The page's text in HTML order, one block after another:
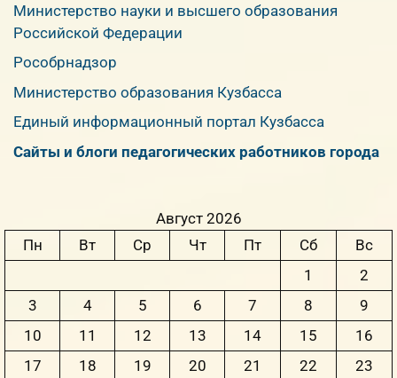
Министерство науки и высшего образования
Российской Федерации
Рособрнадзор
Министерство образования Кузбасса
Единый информационный портал Кузбасса
Сайты и блоги педагогических работников города
Август 2026
Пн
Вт Ср Чт Пт Сб
Вс
1
2
3
4 5 6 7 8
9
10
11 12 13 14 15
16
17
18 19 20 21 22 23